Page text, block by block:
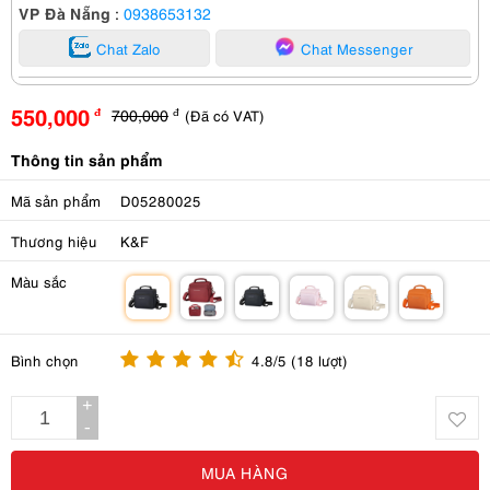
VP Đà Nẵng : 0938653132
Chat Zalo Chat Messenger
550,000 đ 700,000 đ (Đã có VAT)
Thông tin sản phẩm
Mã sản phẩm D05280025
Thương hiệu K&F
Màu sắc
Bình chọn 4.8/5 (18 lượt)
+
-
MUA HÀNG